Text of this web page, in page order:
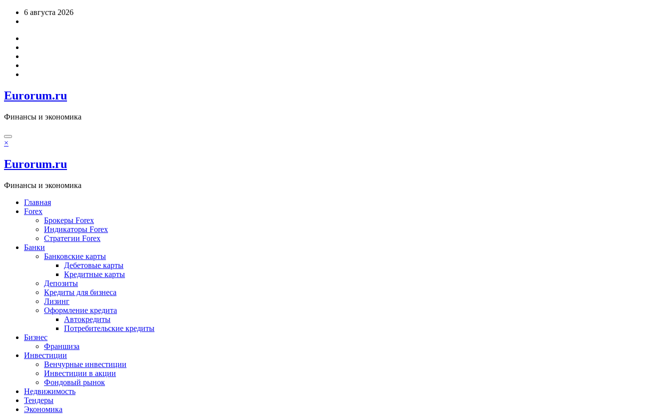
Перейти6 августа 2026
Eurorum.ru
Финансы и экономика
×
Eurorum.ru
Финансы и экономика
Главная
Forex
Брокеры Forex
Индикаторы Forex
Стратегии Forex
Банки
Банковские карты
Дебетовые карты
Кредитные карты
Депозиты
Кредиты для бизнеса
Лизинг
Оформление кредита
Автокредиты
Потребительские кредиты
Бизнес
Франшиза
Инвестиции
Венчурные инвестиции
Инвестиции в акции
Фондовый рынок
Недвижимость
Тендеры
Экономика